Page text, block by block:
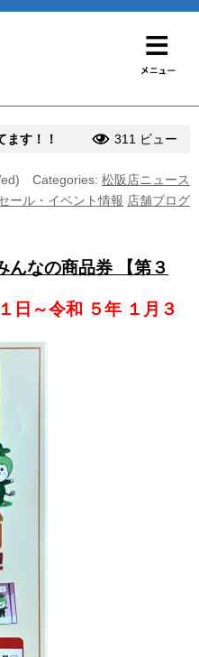
ます！！ 311 ビュー
Categories: 松阪店ニュース
ール・イベント情報 店舗ブログ
んなの商品券 【第３
日～令和 ５年 １月３